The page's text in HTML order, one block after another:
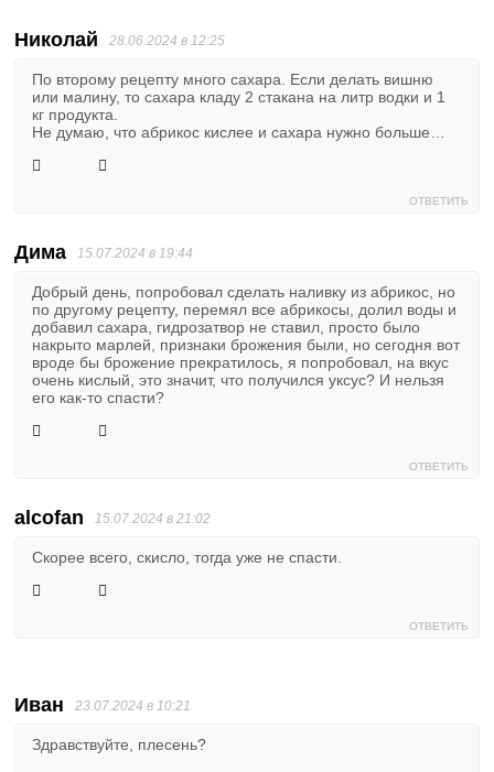
Николай 28.06.2024 в 12:25
По второму рецепту много сахара. Если делать вишню
или малину, то сахара кладу 2 стакана на литр водки и 1
кг продукта.
Не думаю, что абрикос кислее и сахара нужно больше…
ОТВЕТИТЬ
Дима 15.07.2024 в 19:44
Добрый день, попробовал сделать наливку из абрикос, но
по другому рецепту, перемял все абрикосы, долил воды и
добавил сахара, гидрозатвор не ставил, просто было
накрыто марлей, признаки брожения были, но сегодня вот
вроде бы брожение прекратилось, я попробовал, на вкус
очень кислый, это значит, что получился уксус? И нельзя
его как-то спасти?
ОТВЕТИТЬ
alcofan 15.07.2024 в 21:02
Скорее всего, скисло, тогда уже не спасти.
ОТВЕТИТЬ
Иван 23.07.2024 в 10:21
Здравствуйте, плесень?